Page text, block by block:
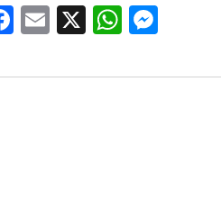
Facebook
Email
X